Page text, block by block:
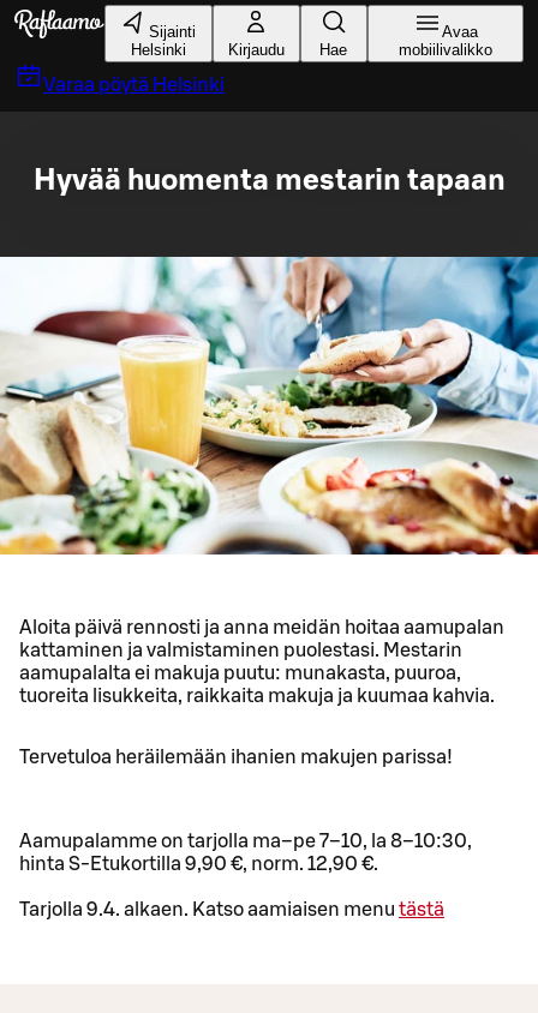
Siirry pääsisältöön
Sijainti
Helsinki
Kirjaudu Hae
Avaa
mobiilivalikko
Varaa pöytä Helsinki
Hyvää huomenta mestarin tapaan
Aloita päivä rennosti ja anna meidän hoitaa aamupalan
kattaminen ja valmistaminen puolestasi. Mestarin
aamupalalta ei makuja puutu: munakasta, puuroa,
tuoreita lisukkeita, raikkaita makuja ja kuumaa kahvia.
Tervetuloa heräilemään ihanien makujen parissa!
Aamupalamme on tarjolla ma–pe 7–10, la 8–10:30,
hinta S-Etukortilla 9,90 €, norm. 12,90 €.
Tarjolla 9.4. alkaen. Katso aamiaisen menu tästä